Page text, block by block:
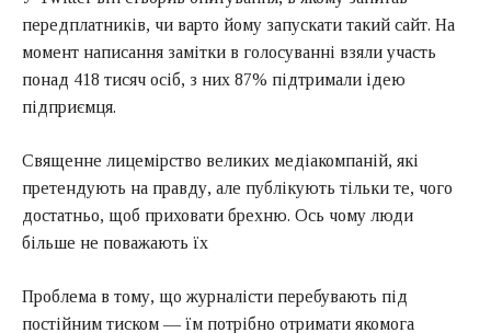
передплатників, чи варто йому запускати такий сайт. На
момент написання замітки в голосуванні взяли участь
понад 418 тисяч осіб, з них 87% підтримали ідею
підприємця.
Священне лицемірство великих медіакомпаній, які
претендують на правду, але публікують тільки те, чого
достатньо, щоб приховати брехню. Ось чому люди
більше не поважають їх
Проблема в тому, що журналісти перебувають під
постійним тиском — їм потрібно отримати якомога